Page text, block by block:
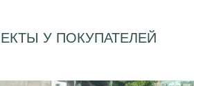
У ПОКУПАТЕЛЕЙ